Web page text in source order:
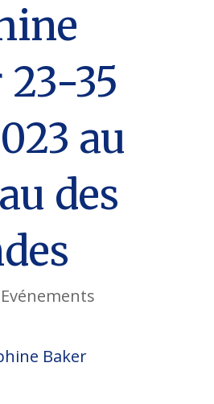
35
au
des
Evénements